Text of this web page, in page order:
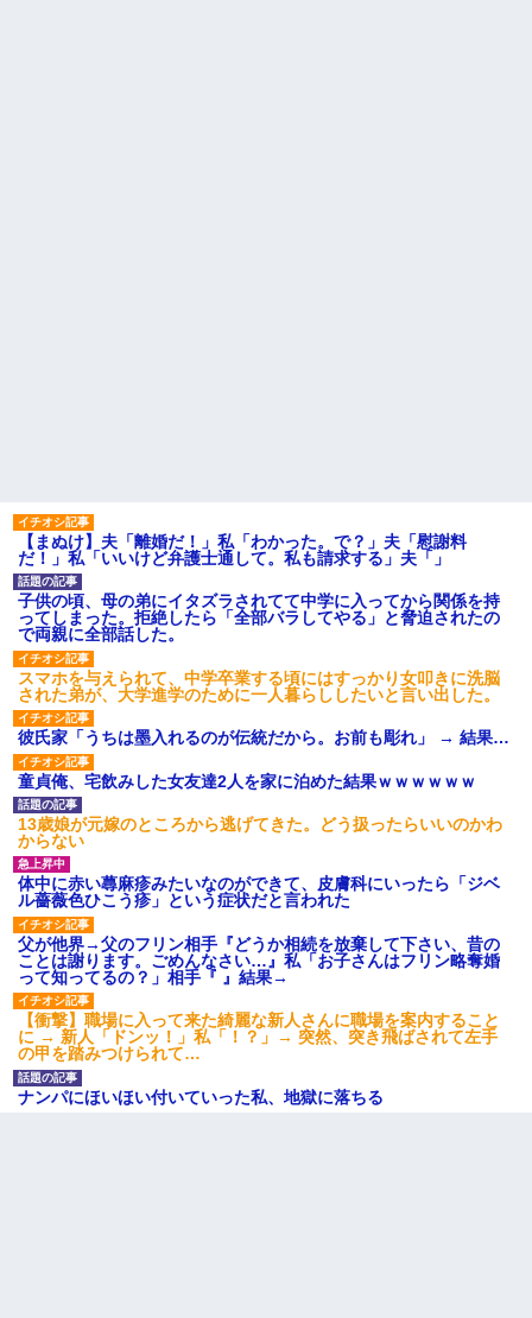
食べる量増やすわｗ」→結果ｗｗｗｗｗ
私「結婚やめるわ」 婚約者「え？なんでなんで？」 → 放置した
結果…｜生活｜ワロタあんてな
ワイ144kg彼女98kgデブカップル、1年間毎日行為しまくった結
果
とっさに女児を捕まえたら変質者扱いされた。母親「あっち行っ
てよ！気持ち悪い！（ｼｯｼｯ」→ 後日、俺を見つけた母親がすっ飛
んできて・・・
転職先が決まったので退職の意思を伝えたら。上司「無責任」
「簡単には辞めさせない」私（どうせ辞めるし…）→ 思いっきり
反論をしてみた
【クズ】昔、兄がお見合いして「ブスすぎｗｗｗ」と断った女性
が、兄の同級生と結婚。それを知った兄は荒れ狂い、｢嫁さん、俺
のお古ですが気分はどう？」とメールを送った→
男だけどリベンジポノレノの被害者になって未だに人生が立ち直
せない
旦那が長男のDNA鑑定をしたら血縁関係0%だった。旦那「やっぱ
【まぬけ】夫「離婚だ！」私「わかった。で？」夫「慰謝料
だ！」私「いいけど弁護士通して。私も請求する」夫「」
子供の頃、母の弟にイタズラされてて中学に入ってから関係を持
ってしまった。拒絶したら「全部バラしてやる」と脅迫されたの
で両親に全部話した。
スマホを与えられて、中学卒業する頃にはすっかり女叩きに洗脳
された弟が、大学進学のために一人暮らししたいと言い出した。
彼氏家「うちは墨入れるのが伝統だから。お前も彫れ」 → 結果…
童貞俺、宅飲みした女友達2人を家に泊めた結果ｗｗｗｗｗｗ
13歳娘が元嫁のところから逃げてきた。どう扱ったらいいのかわ
からない
体中に赤い蕁麻疹みたいなのができて、皮膚科にいったら「ジベ
ル薔薇色ひこう疹」という症状だと言われた
父が他界→父のフリン相手『どうか相続を放棄して下さい、昔の
ことは謝ります。ごめんなさい…』私「お子さんはフリン略奪婚
って知ってるの？」相手『 』結果→
【衝撃】職場に入って来た綺麗な新人さんに職場を案内すること
に → 新人「ドンッ！」私「！？」→ 突然、突き飛ばされて左手
の甲を踏みつけられて…
ナンパにほいほい付いていった私、地獄に落ちる